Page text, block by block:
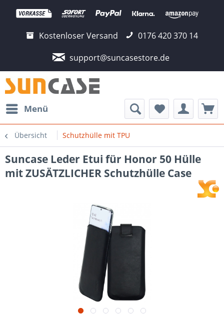
Kostenloser Versand
0176 420 370 14
support@suncasestore.de
Menü
Übersicht Schutzhülle mit TPU
Suncase Leder Etui für Honor 50 Hülle
mit ZUSÄTZLICHER Schutzhülle Case